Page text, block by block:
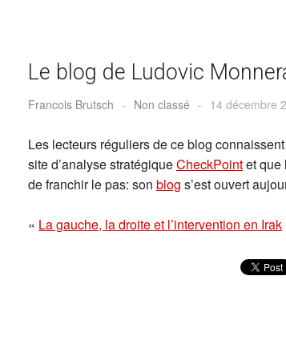
Le blog de Ludovic
Francois Brutsch - Non classé - 14 décembre
Les lecteurs réguliers de ce blog
site d’analyse stratégiqueCheckPointet que
de franchir le pas: son blog s’est ouvert
« La gauche, la droite et l’intervention en Irak